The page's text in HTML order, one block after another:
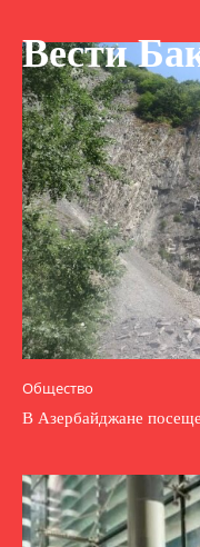
Вести
Общество
В Азербайджане